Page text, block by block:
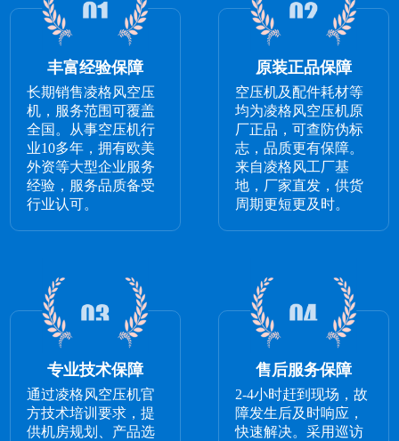
丰富经验保障
长期销售凌格风空压
机，服务范围可覆盖
全国。从事空压机行
业10多年，拥有欧美
外资等大型企业服务
经验，服务品质备受
行业认可。
原装正品保障
空压机及配件耗材等
均为凌格风空压机原
厂正品，可查防伪标
志，品质更有保障。
来自凌格风工厂基
地，厂家直发，供货
周期更短更及时。
专业技术保障
通过凌格风空压机官
方技术培训要求，提
供机房规划、产品选
售后服务保障
2-4小时赶到现场，故
障发生后及时响应，
快速解决。采用巡访